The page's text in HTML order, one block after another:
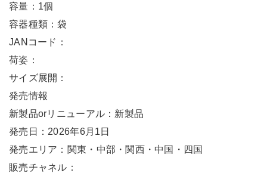
容量：1個
容器種類：袋
JANコード：
荷姿：
サイズ展開：
発売情報
新製品orリニューアル：新製品
発売日：2026年6月1日
発売エリア：関東・中部・関西・中国・四国
販売チャネル：